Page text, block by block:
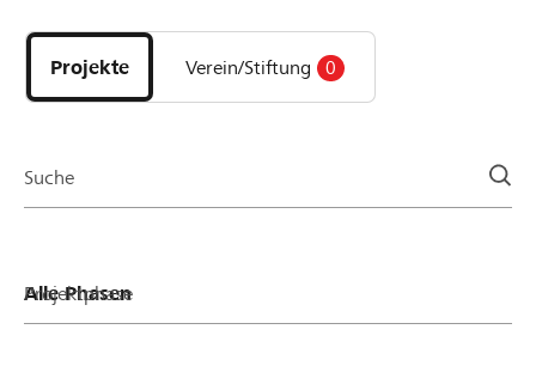
DE FR IT
Projekte
und
Organisationen
Projekte Verein/Stiftung 0
Suche
Projektphase